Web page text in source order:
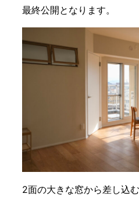
最終公開となります。
2面の大きな窓から差し込